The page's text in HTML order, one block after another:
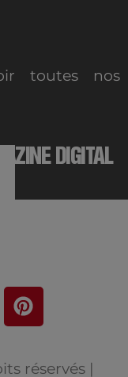
toutes nos
DIGITAL
réservés |